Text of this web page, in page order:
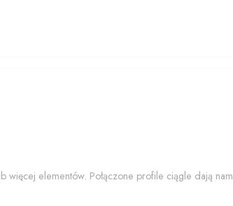
więcej elementów. Połączone profile ciągle dają nam